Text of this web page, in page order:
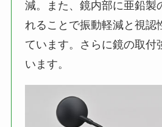
減。また、鏡内部に亜鉛製
れることで振動軽減と視認
ています。さらに鏡の取付
います。